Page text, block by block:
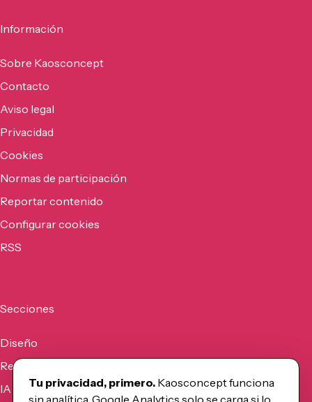
Información
Sobre Kaosconcept
Contacto
Aviso legal
Privacidad
Cookies
Normas de participación
Reportar contenido
Configurar cookies
RSS
Secciones
Diseño
Recursos
IA
Tu privacidad, primero. Kaosconcept funciona
sin analítica. Google Analytics solo se carga si lo